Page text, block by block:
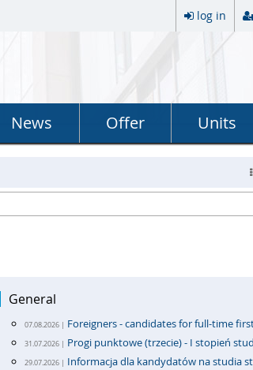
log in
News Offer Units
General
07.08.2026 | Foreigners - candidates for full-time
31.07.2026 | Progi punktowe (trzecie) - I stopień
29.07.2026 | Informacja dla kandydatów na studia